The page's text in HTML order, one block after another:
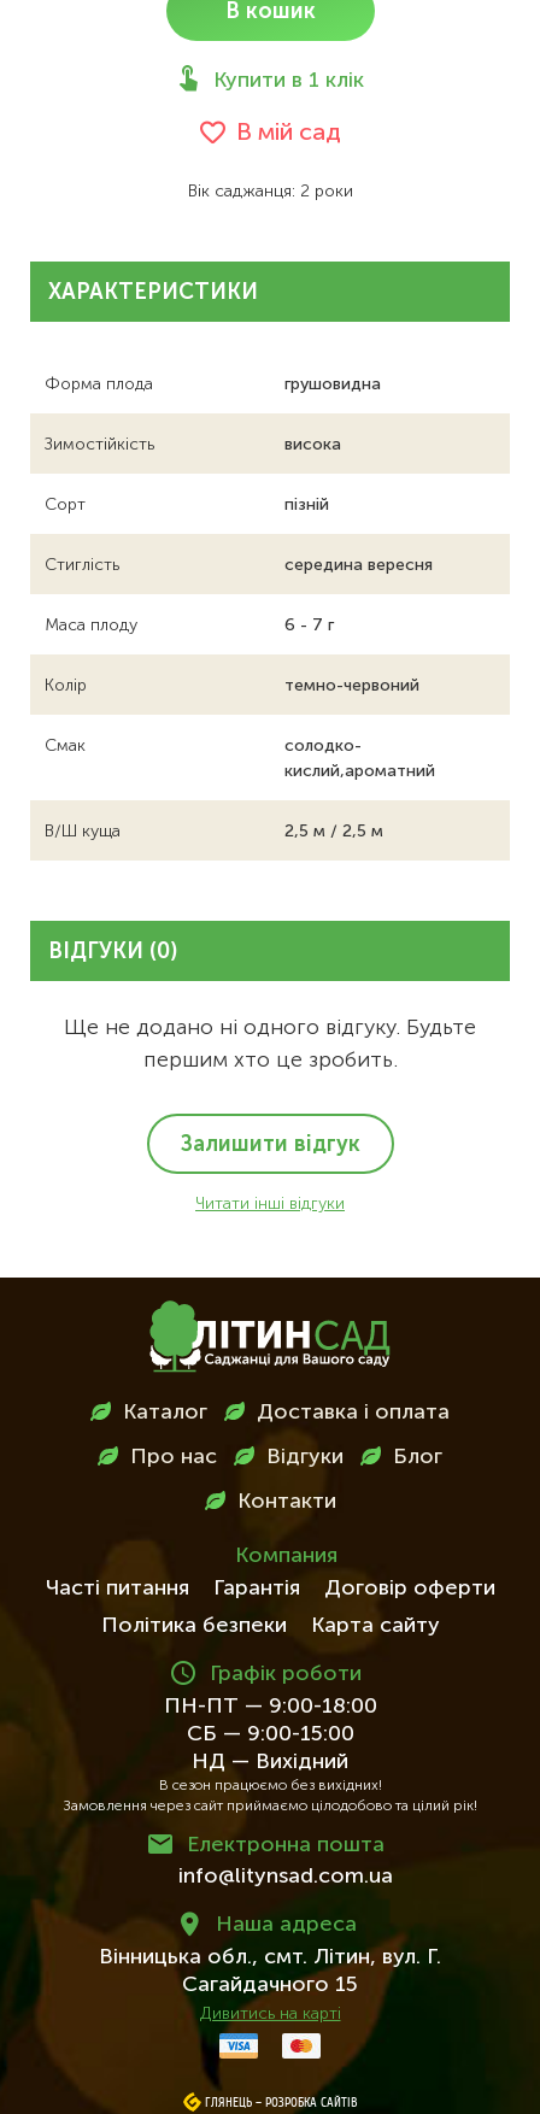
В кошик
Купити в 1 клік
В мій сад
Вік саджанця: 2 роки
ХАРАКТЕРИСТИКИ
Форма плода грушовидна
Зимостійкість висока
Сорт пізній
Стиглість середина вересня
Маса плоду 6 - 7 г
Колір темно-червоний
Смак
солодко-
кислий,ароматний
В/Ш куща 2,5 м / 2,5 м
ВІДГУКИ (0)
Ще не додано ні одного відгуку. Будьте
першим хто це зробить.
Залишити відгук
Читати інші відгуки
Каталог Доставка і оплата
Про нас Відгуки Блог
Контакти
Компания
Часті питання
Гарантія
Договір оферти
Політика безпеки
Карта сайту
Графік роботи
ПН-ПТ — 9:00-18:00
СБ — 9:00-15:00
НД — Вихідний
В сезон працюємо без вихідних!
Замовлення через сайт приймаємо цілодобово та цілий рік!
Електронна пошта
info@litynsad.com.ua
Наша адреса
Вінницька обл., смт. Літин, вул. Г.
Сагайдачного 15
Дивитись на карті
ГЛЯНЕЦЬ– РОЗРОБКА САЙТІВ
ГЛЯНЕЦЬ– РОЗРОБКА САЙТІВ